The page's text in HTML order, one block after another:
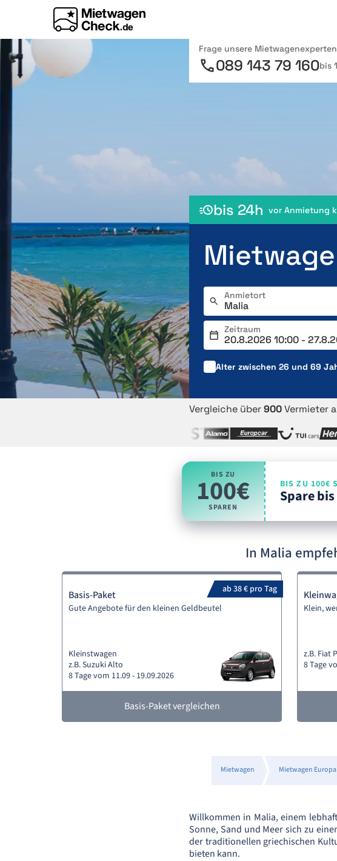
Frage unsere Mietwagenexperten
089 143 79 160bis
bis 24h vor Anmietung
Anmietort
Zeitraum
Alter zwischen 26 und 69
Vergleiche über900Vermieter
BIS ZU
100€
SPAREN
BIS ZU 100€
Spare
In Malia
ab 38 € pro Tag
Basis-Paket
Gute Angebote für den kleinen Geldbeutel
Kleinstwagen
z.B. Suzuki Alto
8 Tage vom 11.09 - 19.09.2026
Basis-Paket vergleichen
Klein,
z.B. Fiat
8 Tage
Mietwagen Mietwagen Europa
Willkommen in Malia, einem
Sonne, Sand und Meer sich zu
der traditionellen griechischen
bieten kann.